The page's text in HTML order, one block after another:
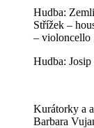
Hudba:
Střížek –
– violoncello
Hudba:
Kurátorky a
Barbara